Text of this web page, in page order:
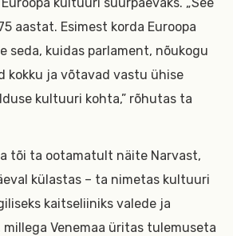
aastat. Esimest korda Euroopa
seda, kuidas parlament, nõukogu
kokku ja võtavad vastu ühise
kultuuri kohta,” rõhutas ta
tõi ta ootamatult näite Narvast,
külastas – ta nimetas kultuuri
kaitseliiniks valede ja
Venemaa üritas tulemuseta